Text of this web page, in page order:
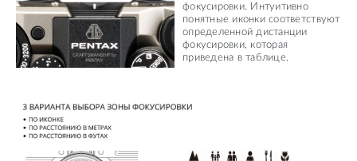
фокусировки. Интуитивно
понятные иконки соответствуют
определенной дистанции
фокусировки, которая
приведена в таблице.